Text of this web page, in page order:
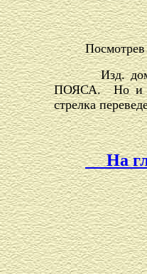
Посмотрев на
Изд. дом
ПОЯСА. Но и
стрелка
На